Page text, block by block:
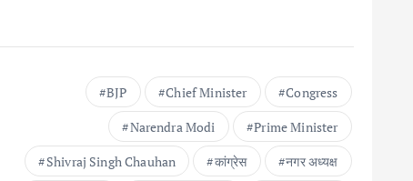
BJP Chief Minister
Congress
Narendra Modi
Prime Minister
Shivraj Singh Chauhan
कांग्रेस
नगर अध्यक्ष